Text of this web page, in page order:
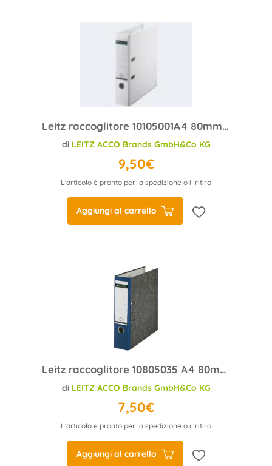
Leitz raccoglitore 10105001A4 80mm plastica bianco
di LEITZ ACCO Brands GmbH&Co KG
9,50€
L'articolo è pronto per la spedizione o il ritiro
Aggiungi al carrello
Leitz raccoglitore 10805035 A4 80mm blu cartone
di LEITZ ACCO Brands GmbH&Co KG
7,50€
L'articolo è pronto per la spedizione o il ritiro
Aggiungi al carrello